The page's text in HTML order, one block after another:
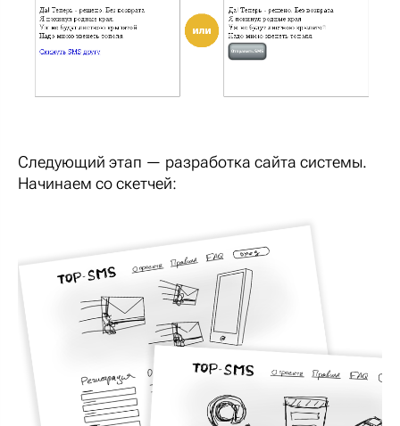
Следующий этап — разработка сайта системы.
Начинаем со скетчей: